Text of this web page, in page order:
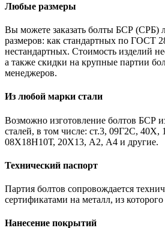
Любые размеры
Вы можете заказать болты БСР (СРБ)
размеров: как стандартных по ГОСТ
нестандартных. Стоимость изделий
а также скидки на крупные партии
менеджеров.
Из любой марки стали
Возможно изготовление болтов БСР
сталей, в том числе: ст.3, 09Г2С,
08Х18Н10Т, 20Х13, А2, А4 и другие.
Технический паспорт
Партия болтов сопровождается
сертификатами на металл, из
Нанесение покрытий